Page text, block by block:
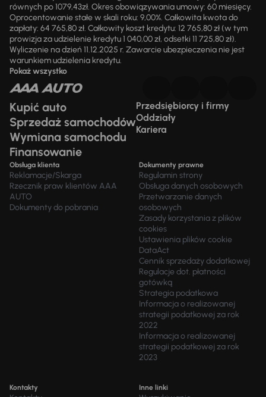
równych po 1079,43zł. Okres obowiązywania umowy: 60 miesięcy.
Oprocentowanie stałe w skali roku: 9,00%. Całkowita kwota do
zapłaty: 64 765,80 zł. Całkowity koszt kredytu: 12 765,80 zł (w tym
prowizja za udzielenie kredytu 1 040,00 zł, odsetki 11 725,80 zł).
Wyliczenie na dzień 11.12.2025 r. Zawarcie ubezpieczenia nie jest
warunkiem udzielenia kredytu.
Pokaż wszystko
Kupić auto
Sprzedaż samochodów
Wymiana samochodu
Finansowanie
Przedsiębiorcy i firmy
Oddziały
Kariera
Obsługa klienta
Reklamacje/Skarga
Rzecznik praw klientów AAA
AUTO
Dokumenty do pobrania
Dokumenty prawne
Regulamin strony
Obsługa danych osobowych
Przetwarzanie danych
osobowych
Zasady korzystania z plików
cookies
Ustawienia plików cookie
DataAct
Cennik sprzedaży dodatkowej
Regulacje dot. płatności
gotówką
Strategia podatkowa
Informacja o realizowanej
strategii podatkowej za rok
2022
Informacja o realizowanej
strategii podatkowej za rok
2023
Kontakty Inne linki